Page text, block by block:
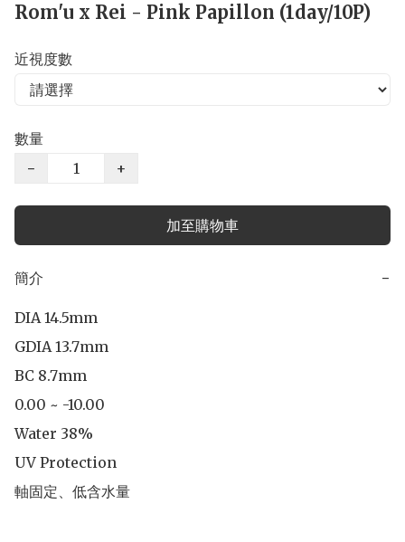
Rom'u x Rei - Pink Papillon (1day/10P)
近視度數
數量
−
+
加至購物車
簡介 −
DIA 14.5mm
GDIA 13.7mm
BC 8.7mm
0.00 ~ -10.00
Water 38%
UV Protection
軸固定、低含水量